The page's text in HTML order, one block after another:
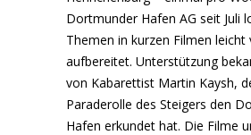
Dortmunder Hafen AG seit Juli
Themen in kurzen Filmen leicht
aufbereitet. Unterstützung
von Kabarettist Martin Kaysh,
Paraderolle des Steigers den
Hafen erkundet hat. Die Filme